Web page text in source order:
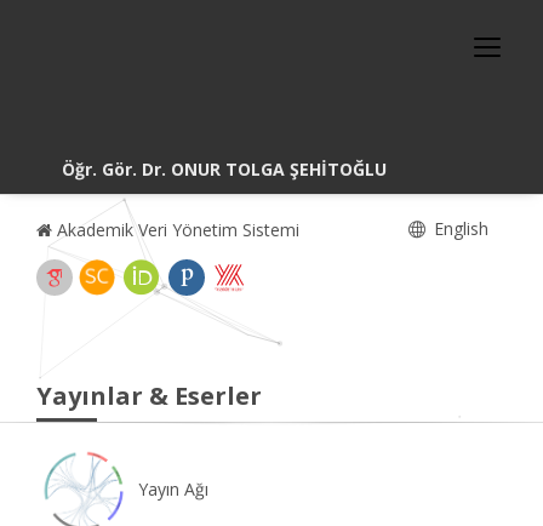
Öğr. Gör. Dr. ONUR TOLGA ŞEHİTOĞLU
Akademik Veri Yönetim Sistemi English
Yayınlar & Eserler
Yayın Ağı